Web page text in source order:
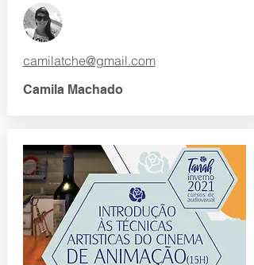
camilatche@gmail.com
Camila Machado